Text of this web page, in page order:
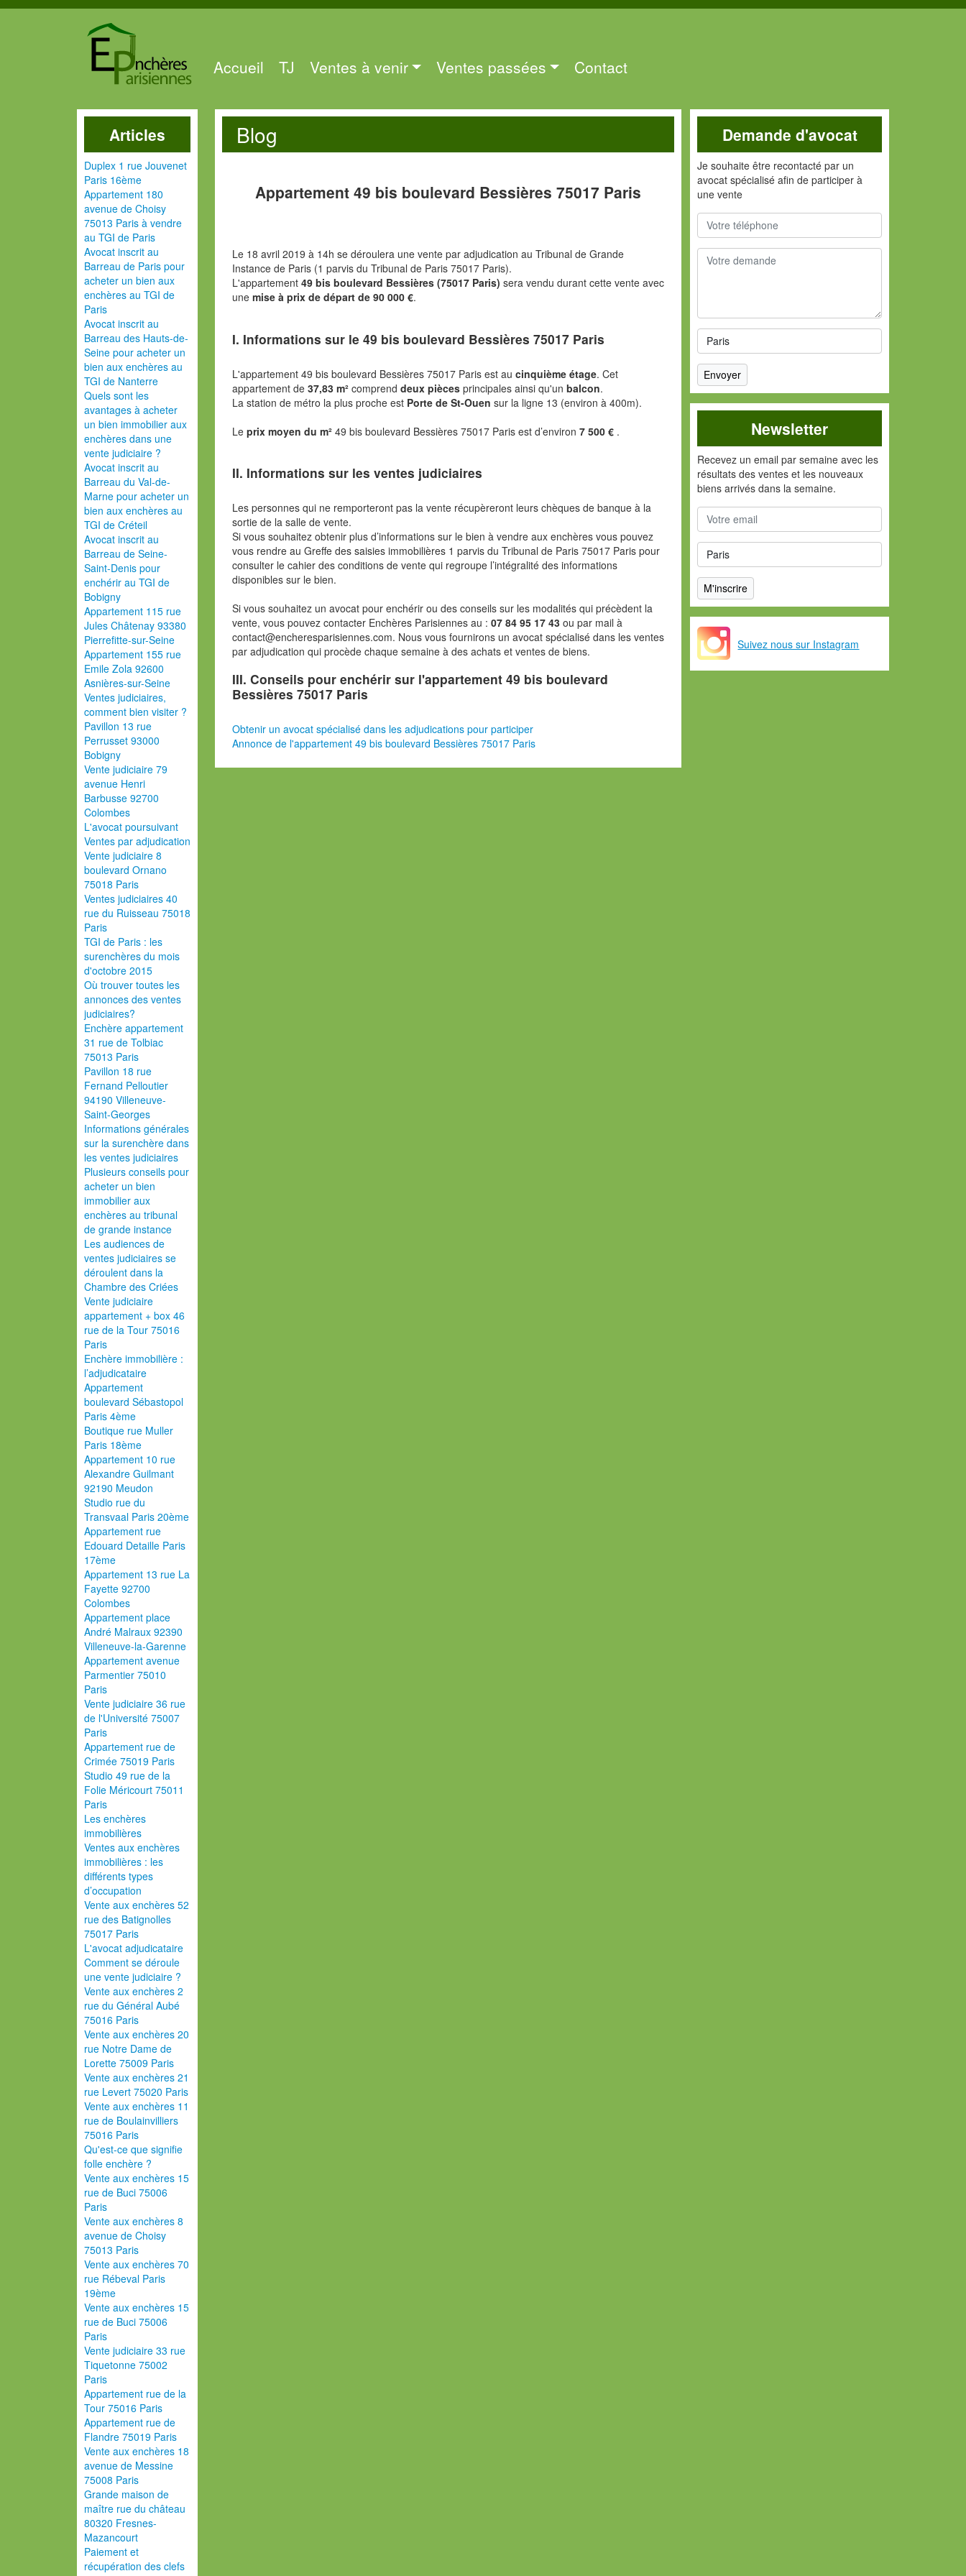
Accueil TJ Ventes à venir Ventes passées Contact
Articles
Duplex 1 rue Jouvenet
Paris 16ème
Appartement 180
avenue de Choisy
75013 Paris à vendre
au TGI de Paris
Avocat inscrit au
Barreau de Paris pour
acheter un bien aux
enchères au TGI de
Paris
Avocat inscrit au
Barreau des Hauts-de-
Seine pour acheter un
bien aux enchères au
TGI de Nanterre
Quels sont les
avantages à acheter
un bien immobilier aux
enchères dans une
vente judiciaire ?
Avocat inscrit au
Barreau du Val-de-
Marne pour acheter un
bien aux enchères au
TGI de Créteil
Avocat inscrit au
Barreau de Seine-
Saint-Denis pour
enchérir au TGI de
Bobigny
Appartement 115 rue
Jules Châtenay 93380
Pierrefitte-sur-Seine
Appartement 155 rue
Emile Zola 92600
Asnières-sur-Seine
Ventes judiciaires,
comment bien visiter ?
Pavillon 13 rue
Perrusset 93000
Bobigny
Vente judiciaire 79
avenue Henri
Barbusse 92700
Colombes
L'avocat poursuivant
Ventes par adjudication
Vente judiciaire 8
boulevard Ornano
75018 Paris
Ventes judiciaires 40
rue du Ruisseau 75018
Paris
TGI de Paris : les
surenchères du mois
d'octobre 2015
Où trouver toutes les
annonces des ventes
judiciaires?
Enchère appartement
31 rue de Tolbiac
75013 Paris
Pavillon 18 rue
Fernand Pelloutier
94190 Villeneuve-
Saint-Georges
Informations générales
sur la surenchère dans
les ventes judiciaires
Plusieurs conseils pour
acheter un bien
immobilier aux
enchères au tribunal
de grande instance
Les audiences de
ventes judiciaires se
déroulent dans la
Chambre des Criées
Vente judiciaire
appartement + box 46
rue de la Tour 75016
Paris
Enchère immobilière :
l’adjudicataire
Appartement
boulevard Sébastopol
Paris 4ème
Boutique rue Muller
Paris 18ème
Appartement 10 rue
Alexandre Guilmant
92190 Meudon
Studio rue du
Transvaal Paris 20ème
Appartement rue
Edouard Detaille Paris
17ème
Appartement 13 rue La
Fayette 92700
Colombes
Appartement place
André Malraux 92390
Villeneuve-la-Garenne
Appartement avenue
Parmentier 75010
Paris
Vente judiciaire 36 rue
de l'Université 75007
Paris
Appartement rue de
Crimée 75019 Paris
Studio 49 rue de la
Folie Méricourt 75011
Paris
Les enchères
immobilières
Ventes aux enchères
immobilières : les
différents types
d’occupation
Vente aux enchères 52
rue des Batignolles
75017 Paris
L'avocat adjudicataire
Comment se déroule
une vente judiciaire ?
Vente aux enchères 2
rue du Général Aubé
75016 Paris
Vente aux enchères 20
rue Notre Dame de
Lorette 75009 Paris
Vente aux enchères 21
rue Levert 75020 Paris
Vente aux enchères 11
rue de Boulainvilliers
75016 Paris
Qu'est-ce que signifie
folle enchère ?
Vente aux enchères 15
rue de Buci 75006
Paris
Vente aux enchères 8
avenue de Choisy
75013 Paris
Vente aux enchères 70
rue Rébeval Paris
19ème
Vente aux enchères 15
rue de Buci 75006
Paris
Vente judiciaire 33 rue
Tiquetonne 75002
Paris
Appartement rue de la
Tour 75016 Paris
Appartement rue de
Flandre 75019 Paris
Vente aux enchères 18
avenue de Messine
75008 Paris
Grande maison de
maître rue du château
80320 Fresnes-
Mazancourt
Paiement et
récupération des clefs
Blog
Appartement 49 bis boulevard Bessières 75017 Paris
Le 18 avril 2019 à 14h se déroulera une vente par adjudication au Tribunal de Grande
Instance de Paris (1 parvis du Tribunal de Paris 75017 Paris).
L'appartement49 bis boulevard Bessières (75017 Paris)sera vendu durant cette vente avec
unemise à prix de départ de 90 000 €.
I. Informations sur le49 bis boulevard Bessières 75017 Paris
L'appartement 49 bis boulevard Bessières 75017 Paris est aucinquième étage. Cet
appartement de 37,83 m²comprenddeux pièces principales ainsi qu'unbalcon.
La station de métro la plus proche est Porte de St-Ouensur la ligne 13 (environ à 400m).
Leprix moyen du m²49 bis boulevard Bessières 75017 Paris est d’environ7 500 € .
II. Informations sur les ventes judiciaires
Les personnes qui ne remporteront pas la vente récupèreront leurs chèques de banque à la
sortie de la salle de vente.
Si vous souhaitez obtenir plus d’informations sur le bien à vendre aux enchères vous pouvez
vous rendre au Greffe des saisies immobilières 1 parvis du Tribunal de Paris 75017 Paris pour
consulter le cahier des conditions de vente qui regroupe l’intégralité des informations
disponibles sur le bien.
Si vous souhaitez un avocat pour enchérir ou des conseils sur les modalités qui précèdent la
vente, vous pouvez contacter Enchères Parisiennes au :07 84 95 17 43ou par mail à
contact@encheresparisiennes.com. Nous vous fournirons un avocat spécialisé dans les ventes
par adjudication qui procède chaque semaine à des achats et ventes de biens.
III. Conseils pour enchérir sur l'appartement 49 bis boulevard
Bessières 75017 Paris
Obtenir un avocat spécialisé dans les adjudications pour participer
Annonce de l'appartement 49 bis boulevard Bessières 75017 Paris
Demande d'avocat
Je souhaite être recontacté par un
avocat spécialisé afin de participer à
une vente
Newsletter
Recevez un email par semaine avec les
résultats des ventes et les nouveaux
biens arrivés dans la semaine.
Suivez nous sur Instagram